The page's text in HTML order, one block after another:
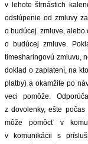
v lehote štrnástich
odstúpenie od zmluvy
o budúcej zmluve, alebo
o budúcej zmluve.
timesharingovú zmluvu,
doklad o zaplatení, na
platby) a okamžite po
veci pomôže.
z dovolenky, ešte
môže pomôcť v
v komunikácii s